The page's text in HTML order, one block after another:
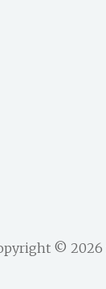
© 2026